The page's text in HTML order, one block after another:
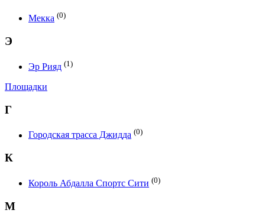
Мекка (0)
Э
Эр Рияд (1)
Площадки
Г
Городская трасса Джидда (0)
К
Король Абдалла Спортс Сити (0)
М